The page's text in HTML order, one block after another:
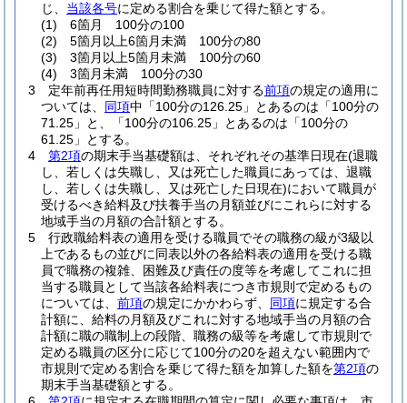
じ、 当該各号に定める割合を乗じて得た額とする。
(1)
6箇月 100分の100
(2)
5箇月以上6箇月未満 100分の80
(3)
3箇月以上5箇月未満 100分の60
(4)
3箇月未満 100分の30
3
定年前再任用短時間勤務職員に対する前項の規定の適用に
ついては、 同項中「100分の126.25」とあるのは「100分の
71.25」と、「100分の106.25」とあるのは「100分の
61.25」とする。
4
第2項の期末手当基礎額は、それぞれその基準日現在(退職
し、若しくは失職し、又は死亡した職員にあっては、退職
し、若しくは失職し、又は死亡した日現在)において職員が
受けるべき給料及び扶養手当の月額並びにこれらに対する
地域手当の月額の合計額とする。
5
行政職給料表の適用を受ける職員でその職務の級が3級以
上であるもの並びに同表以外の各給料表の適用を受ける職
員で職務の複雑、困難及び責任の度等を考慮してこれに担
当する職員として当該各給料表につき市規則で定めるもの
については、 前項の規定にかかわらず、 同項に規定する合
計額に、給料の月額及びこれに対する地域手当の月額の合
計額に職の職制上の段階、職務の級等を考慮して市規則で
定める職員の区分に応じて100分の20を超えない範囲内で
市規則で定める割合を乗じて得た額を加算した額を第2項の
期末手当基礎額とする。